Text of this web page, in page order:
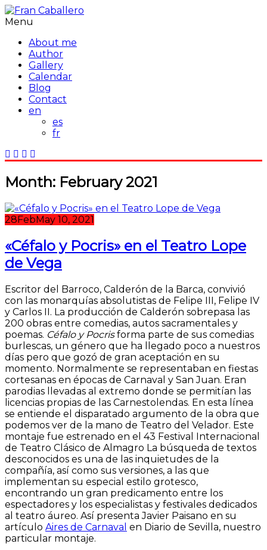
Menu
About me
Author
Gallery
Calendar
Blog
Contact
en
es
fr
Month: February 2021
28FebMay 10, 2021
«Céfalo y Pocris» en el Teatro Lope
de Vega
Escritor del Barroco, Calderón de la Barca, convivió
con las monarquías absolutistas de Felipe III, Felipe IV
y Carlos II. La producción de Calderón sobrepasa las
200 obras entre comedias, autos sacramentales y
poemas. Céfalo y Pocrisforma parte de sus comedias
burlescas, un género que ha llegado poco a nuestros
días pero que gozó de gran aceptación en su
momento. Normalmente se representaban en fiestas
cortesanas en épocas de Carnaval y San Juan. Eran
parodias llevadas al extremo donde se permitían las
licencias propias de las Carnestolendas. En esta línea
se entiende el disparatado argumento de la obra que
podemos ver de la mano de Teatro del Velador. Este
montaje fue estrenado en el 43 Festival Internacional
de Teatro Clásico de Almagro La búsqueda de textos
desconocidos es una de las inquietudes de la
compañía, así como sus versiones, a las que
implementan su especial estilo grotesco,
encontrando un gran predicamento entre los
espectadores y los especialistas y festivales dedicados
al teatro áureo. Así presenta Javier Paisano en su
artículo Aires de Carnaval en Diario de Sevilla, nuestro
particular montaje.